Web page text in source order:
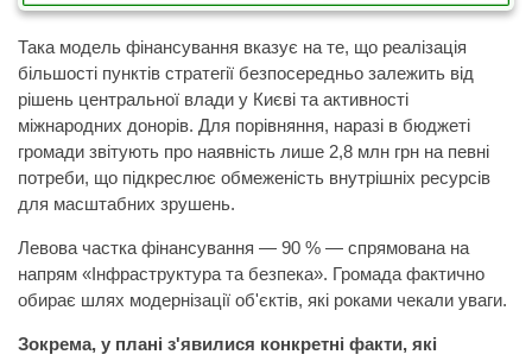
Така модель фінансування вказує на те, що реалізація
більшості пунктів стратегії безпосередньо залежить від
рішень центральної влади у Києві та активності
міжнародних донорів. Для порівняння, наразі в бюджеті
громади звітують про наявність лише 2,8 млн грн на певні
потреби, що підкреслює обмеженість внутрішніх ресурсів
для масштабних зрушень.
Левова частка фінансування — 90 % — спрямована на
напрям «Інфраструктура та безпека». Громада фактично
обирає шлях модернізації об'єктів, які роками чекали уваги.
Зокрема, у плані з'явилися конкретні факти, які